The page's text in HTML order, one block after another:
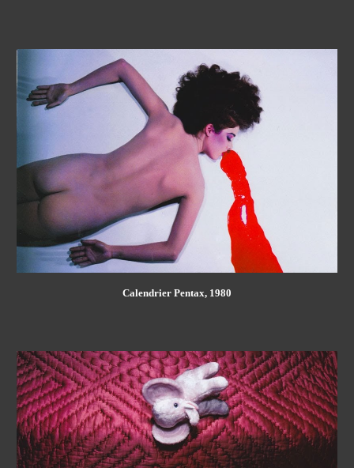
Calendrier Pentax, 1980